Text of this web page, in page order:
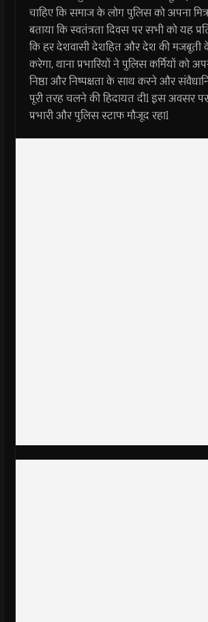
चाहिए कि समाज के लोग पुलिस को अपना
बताया कि स्वतंत्रता दिवस पर सभी को यह
कि हर देशवासी देशहित और देश की मजबूती
करेगा, थाना प्रभारियों ने पुलिस कर्मियों को
निष्ठा और निष्पक्षता के साथ करने और
पूरी तरह चलने की हिदायत दीl इस अवसर
प्रभारी और पुलिस स्टाफ मौजूद रहाl